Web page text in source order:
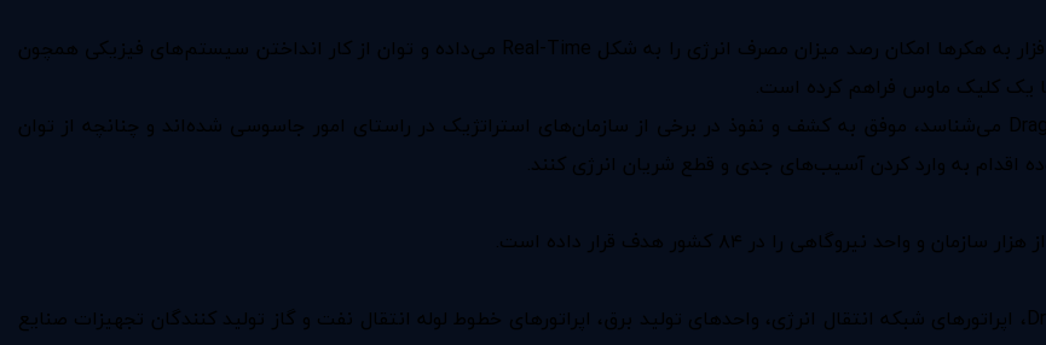
آن گونه که سیمانتک یادآور شده است، این بد افزار به هکرها امکان رصد میزان مصرف انرژی را به شکل Real-Time می‌داده ‌و توان از کار انداختن سیستم‌های فیزیکی همچون
با یک کلیک ماوس‌ فراهم کرده است.
گروه هکرهای مسئول این عملیات که سیمانتک آن‌ها را با نام Dragonfly می‌شناسد، موفق به کشف و نفوذ در برخی از سازمان‌های استراتژیک در راستای امور جاسوسی شده‌اند و چنانچه از توان
اقدام به وارد کردن آسیب‌های جدی و قطع شریان انرژی کنند.
را در ۸۴ کشور ‌هدف قرار داده است.
سیمانتک در گزارش خود گفته است: در میان این هزار هدف Dragonfly، اپراتورهای شبکه انتقال انرژی، واحد‌های تولید برق، اپراتورهای خطوط لوله انتقال نفت و گاز تولید کنندگان تجهیزات صنایع